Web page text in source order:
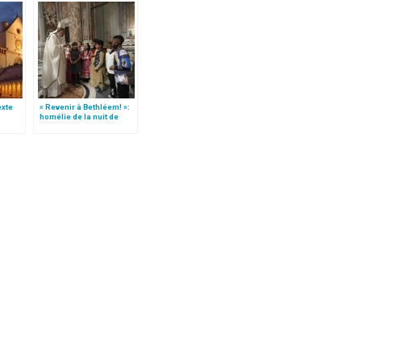
« Revenir à Bethléem! »:
homélie de la nuit de
Noël (texte complet)